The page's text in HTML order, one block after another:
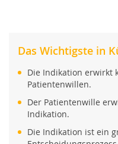
Das Wichtigste in
Die Indikation erwirkt
Patientenwillen.
Der Patientenwille
Indikation.
Die Indikation ist ein